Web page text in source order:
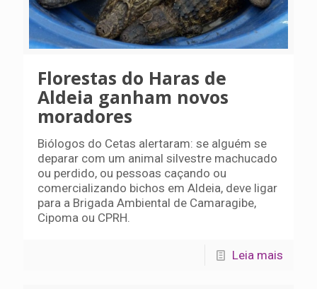
Florestas do Haras de
Aldeia ganham novos
moradores
Biólogos do Cetas alertaram: se alguém se
deparar com um animal silvestre machucado
ou perdido, ou pessoas caçando ou
comercializando bichos em Aldeia, deve ligar
para a Brigada Ambiental de Camaragibe,
Cipoma ou CPRH.
Leia mais